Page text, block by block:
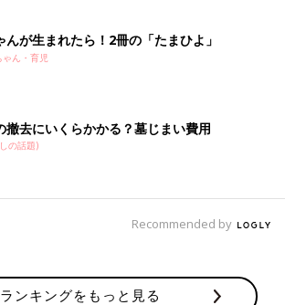
んが生まれたら！2冊の「たまひよ」
ゃん・育児
撤去にいくらかかる？墓じまい費用
の話題)
Recommended by
ランキングをもっと見る